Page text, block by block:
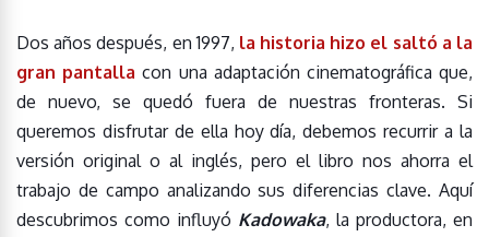
Dos años después, en 1997, la historia hizo el saltó a la
gran pantalla con una adaptación cinematográfica que,
de nuevo, se quedó fuera de nuestras fronteras. Si
queremos disfrutar de ella hoy día, debemos recurrir a la
versión original o al inglés, pero el libro nos ahorra el
trabajo de campo analizando sus diferencias clave. Aquí
descubrimos como influyó Kadowaka, la productora, en